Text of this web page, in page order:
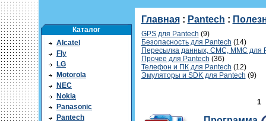
Каталог
Alcatel
Fly
LG
Motorola
NEC
Nokia
Panasonic
Pantech
Главная: Pantech :
GPS для Pantech (9)
Безопасность для Pantech (14)
Пересылка данных, СМС, ММС для
Прочее для Pantech (36)
Телефон и ПК для Pantech (12)
Эмуляторы и SDK для Pantech (9)
1